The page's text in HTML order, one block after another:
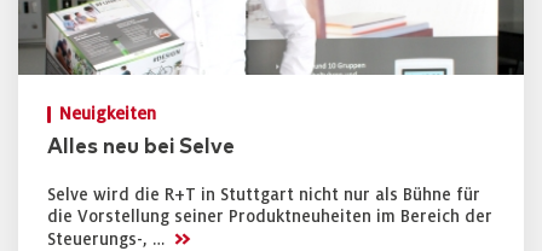
Neuigkeiten
Alles neu bei Selve
Selve wird die R+T in Stuttgart nicht nur als Bühne für
die Vorstellung seiner Produktneuheiten im Bereich der
Steuerungs-, … >>